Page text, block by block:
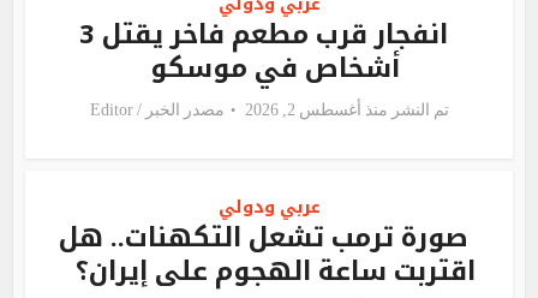
انفجار قرب مطعم فاخر يقتل 3
أشخاص في موسكو
تم النشر منذ أغسطس 2, 2026 مصدر الخبر /Editor
عربي ودولي
صورة ترمب تشعل التكهنات.. هل
اقتربت ساعة الهجوم على إيران؟